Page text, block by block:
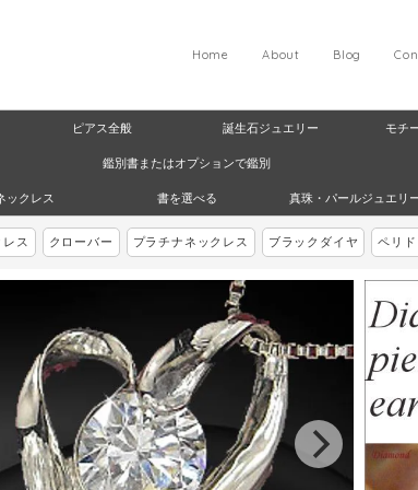
Blog
About
Home
ピアス全般 誕生石ジュエリー モチ
ックレス
鑑別書またはオプションで鑑別
書を選べる 真珠・パールジュエリ
ス クローバー プラチナネックレス ブラックダイヤ ペリド